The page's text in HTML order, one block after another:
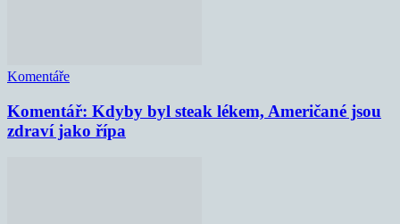
Komentáře
Komentář: Kdyby byl steak lékem, Američané jsou
zdraví jako řípa